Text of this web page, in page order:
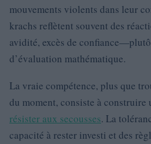
mouvements violents dans leur
krachs reflètent souvent des
avidité, excès de
d’évaluation mathématique.
La vraie compétence, plus que
du moment, consiste à construire
résister aux secousses. La
capacité à rester investi et des